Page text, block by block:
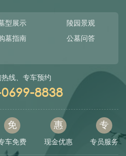
型展示
陵园景观
墓指南
公墓问答
线、专车预约
8838
免
车免费
惠
现金优惠
专
专员服务